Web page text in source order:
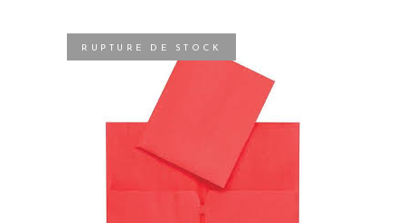
RUPTURE DE STOCK